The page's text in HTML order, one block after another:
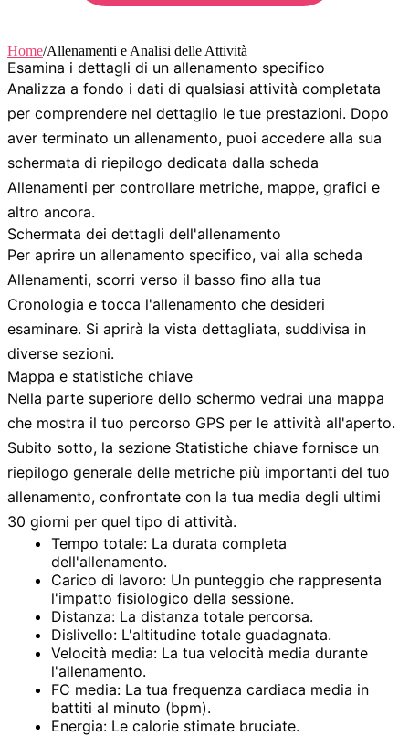
Home/Allenamenti e Analisi delle Attività
Esamina i dettagli di un allenamento specifico
Analizza a fondo i dati di qualsiasi attività completata
per comprendere nel dettaglio le tue prestazioni. Dopo
aver terminato un allenamento, puoi accedere alla sua
schermata di riepilogo dedicata dalla scheda
Allenamenti per controllare metriche, mappe, grafici e
altro ancora.
Schermata dei dettagli dell'allenamento
Per aprire un allenamento specifico, vai alla scheda
Allenamenti, scorri verso il basso fino alla tua
Cronologia e tocca l'allenamento che desideri
esaminare. Si aprirà la vista dettagliata, suddivisa in
diverse sezioni.
Mappa e statistiche chiave
Nella parte superiore dello schermo vedrai una mappa
che mostra il tuo percorso GPS per le attività all'aperto.
Subito sotto, la sezione Statistiche chiave fornisce un
riepilogo generale delle metriche più importanti del tuo
allenamento, confrontate con la tua media degli ultimi
30 giorni per quel tipo di attività.
Tempo totale: La durata completa
dell'allenamento.
Carico di lavoro: Un punteggio che rappresenta
l'impatto fisiologico della sessione.
Distanza: La distanza totale percorsa.
Dislivello: L'altitudine totale guadagnata.
Velocità media: La tua velocità media durante
l'allenamento.
FC media: La tua frequenza cardiaca media in
battiti al minuto (bpm).
Energia: Le calorie stimate bruciate.